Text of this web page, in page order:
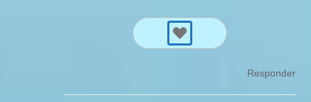
Responder